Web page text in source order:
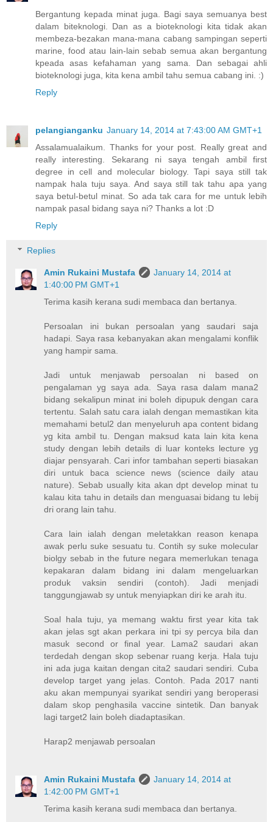
Bergantung kepada minat juga. Bagi saya semuanya best
dalam biteknologi. Dan as a bioteknologi kita tidak akan
membeza-bezakan mana-mana cabang sampingan seperti
marine, food atau lain-lain sebab semua akan bergantung
kpeada asas kefahaman yang sama. Dan sebagai ahli
bioteknologi juga, kita kena ambil tahu semua cabang ini. :)
Reply
pelangianganku January 14, 2014 at 7:43:00 AM GMT+1
Assalamualaikum. Thanks for your post. Really great and
really interesting. Sekarang ni saya tengah ambil first
degree in cell and molecular biology. Tapi saya still tak
nampak hala tuju saya. And saya still tak tahu apa yang
saya betul-betul minat. So ada tak cara for me untuk lebih
nampak pasal bidang saya ni? Thanks a lot :D
Reply
Replies
Amin Rukaini Mustafa
January 14, 2014 at
1:40:00 PM GMT+1
Terima kasih kerana sudi membaca dan bertanya.
Persoalan ini bukan persoalan yang saudari saja
hadapi. Saya rasa kebanyakan akan mengalami konflik
yang hampir sama.
Jadi untuk menjawab persoalan ni based on
pengalaman yg saya ada. Saya rasa dalam mana2
bidang sekalipun minat ini boleh dipupuk dengan cara
tertentu. Salah satu cara ialah dengan memastikan kita
memahami betul2 dan menyeluruh apa content bidang
yg kita ambil tu. Dengan maksud kata lain kita kena
study dengan lebih details di luar konteks lecture yg
diajar pensyarah. Cari infor tambahan seperti biasakan
diri untuk baca science news (science daily atau
nature). Sebab usually kita akan dpt develop minat tu
kalau kita tahu in details dan menguasai bidang tu lebij
dri orang lain tahu.
Cara lain ialah dengan meletakkan reason kenapa
awak perlu suke sesuatu tu. Contih sy suke molecular
biolgy sebab in the future negara memerlukan tenaga
kepakaran dalam bidang ini dalam mengeluarkan
produk vaksin sendiri (contoh). Jadi menjadi
tanggungjawab sy untuk menyiapkan diri ke arah itu.
Soal hala tuju, ya memang waktu first year kita tak
akan jelas sgt akan perkara ini tpi sy percya bila dan
masuk second or final year. Lama2 saudari akan
terdedah dengan skop sebenar ruang kerja. Hala tuju
ini ada juga kaitan dengan cita2 saudari sendiri. Cuba
develop target yang jelas. Contoh. Pada 2017 nanti
aku akan mempunyai syarikat sendiri yang beroperasi
dalam skop penghasila vaccine sintetik. Dan banyak
lagi target2 lain boleh diadaptasikan.
Harap2 menjawab persoalan
Amin Rukaini Mustafa
January 14, 2014 at
1:42:00 PM GMT+1
Terima kasih kerana sudi membaca dan bertanya.